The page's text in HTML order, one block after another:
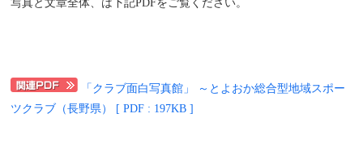
写真と文章全体、は下記PDFをご覧ください。
「クラブ面白写真館」 ～とよおか総合型地域スポー
ツクラブ（長野県） [ PDF : 197KB ]